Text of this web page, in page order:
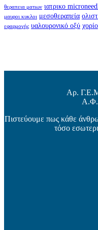
θεραπεια ματιων ιατρικο
μαυροι κυκλοι μεσοθεραπεία
εφαρμογής υαλουρονικό οξύ χορίο
Αρ.
Πιστεύουμε πως κάθε
τόσο